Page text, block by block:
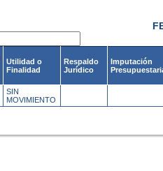
Utilidad o
Finalidad
Respaldo
Jurídico
Imputación
SIN
MOVIMIENTO